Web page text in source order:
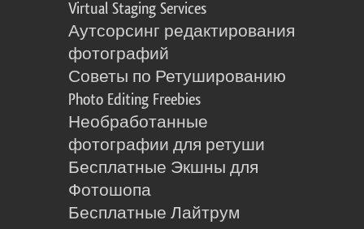
Virtual Staging Services
Аутсорсинг редактирования
фотографий
Советы по Ретушированию
Photo Editing Freebies
Необработанные
фотографии для ретуши
Бесплатные Экшны для
Фотошопа
Бесплатные Лайтрум